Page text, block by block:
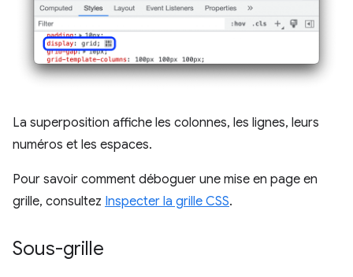
La superposition affiche les colonnes, les lignes, leurs
numéros et les espaces.
Pour savoir comment déboguer une mise en page en
grille, consultez Inspecter la grille CSS.
Sous-grille